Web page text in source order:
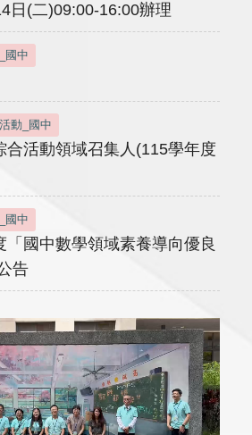
日(二)09:00-16:00辦理
國中
動_國中
合活動領域召集人(115學年度
國中
「國中數學領域素養導向優良
告